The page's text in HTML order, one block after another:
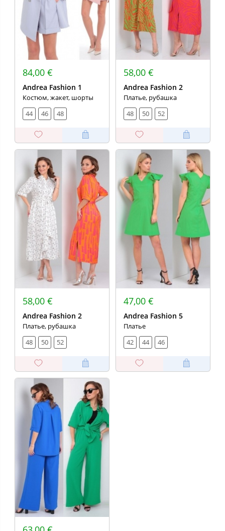
84,00 €
Andrea Fashion 1
Костюм, жакет, шорты
44
46 48
58,00 €
Andrea Fashion 2
Платье, рубашка
48
50 52
58,00 €
Andrea Fashion 2
Платье, рубашка
48
50 52
47,00 €
Andrea Fashion 5
Платье
42
44 46